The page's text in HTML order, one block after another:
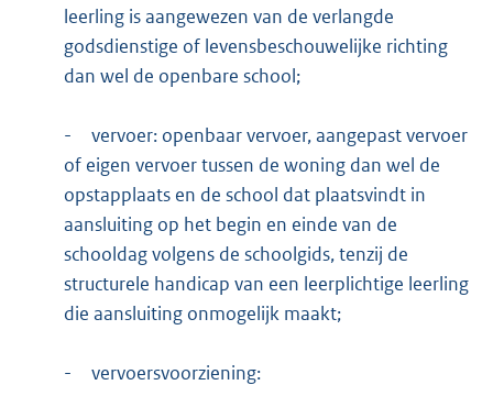
leerling is aangewezen van de verlangde
godsdienstige of levensbeschouwelijke richting
dan wel de openbare school;
-
vervoer: openbaar vervoer, aangepast vervoer
of eigen vervoer tussen de woning dan wel de
opstapplaats en de school dat plaatsvindt in
aansluiting op het begin en einde van de
schooldag volgens de schoolgids, tenzij de
structurele handicap van een leerplichtige leerling
die aansluiting onmogelijk maakt;
- vervoersvoorziening: